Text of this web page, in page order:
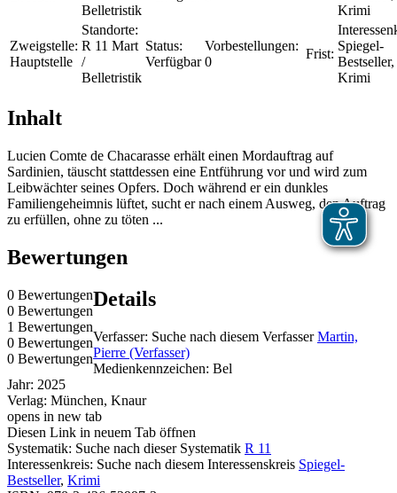
Belletristik
Krimi
Zweigstelle:
Hauptstelle
Standorte:
R 11 Mart
/
Belletristik
Status:
Verfügbar
Vorbestellungen:
0
Frist:
Spiegel-
Bestseller,
Krimi
Inhalt
Lucien Comte de Chacarasse erhält einen Mordauftrag auf
Sardinien, täuscht stattdessen eine Entführung vor und wird zum
Leibwächter seines Opfers. Doch während er ein dunkles
Familiengeheimnis lüftet, sucht er nach einem Ausweg, den Auftrag
zu erfüllen, ohne zu töten ...
Bewertungen
0 Bewertungen
0 Bewertungen
1 Bewertungen
0 Bewertungen
0 Bewertungen
Details
Verfasser: Suche nach diesem Verfasser Martin,
Pierre (Verfasser)
Medienkennzeichen: Bel
Jahr: 2025
Verlag: München, Knaur
opens in new tab
Diesen Link in neuem Tab öffnen
Systematik: Suche nach dieser Systematik R 11
Interessenkreis: Suche nach diesem Interessenskreis Spiegel-
Bestseller, Krimi